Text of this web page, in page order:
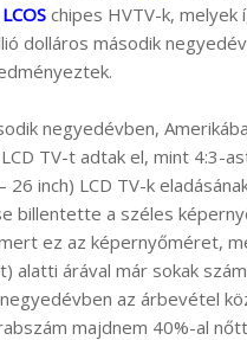
LCOS chipes HVTV-k, melyek
dolláros második
negyedévben,
TV-t adtak el, mint 4:3-
26 inch) LCD TV-k
billentette a széles
ez az képernyőméret,
alatti árával már sokak
az árbevétel
majdnem 40%-al